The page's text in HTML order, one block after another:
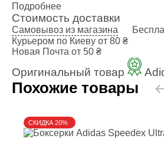
Подробнее
Стоимость доставки
Самовывоз из магазина
Курьером по Киеву от 80 ₴
Новая Почта от 50 ₴
Оригинальный товар
Похожие товары
СКИДКА 20%